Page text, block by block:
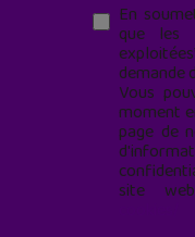
En
que les
demande
Vous
moment
page de
site